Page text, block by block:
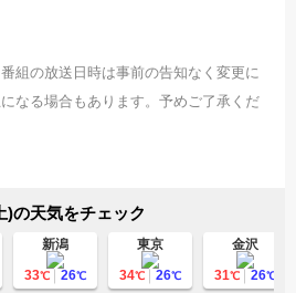
組の放送日時は事前の告知なく変更に
なる場合もあります。予めご了承くだ
)の天気をチェック
新潟
33℃ 26℃
東京
34℃ 26℃
金沢
31℃ 26℃